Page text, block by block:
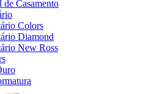
de Casamento
Colors
Diamond
New Ross